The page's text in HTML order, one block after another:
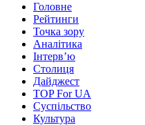
Головне
Рейтинги
Точка зору
Аналітика
Інтерв’ю
Столиця
Дайджест
TOP For UA
Суспiльство
Культура